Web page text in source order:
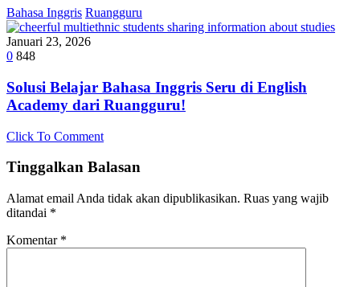
Bahasa Inggris Ruangguru
Januari 23, 2026
0 848
Solusi Belajar Bahasa Inggris Seru di English
Academy dari Ruangguru!
Click To Comment
Tinggalkan Balasan
Alamat email Anda tidak akan dipublikasikan. Ruas yang wajib
ditandai *
Komentar *